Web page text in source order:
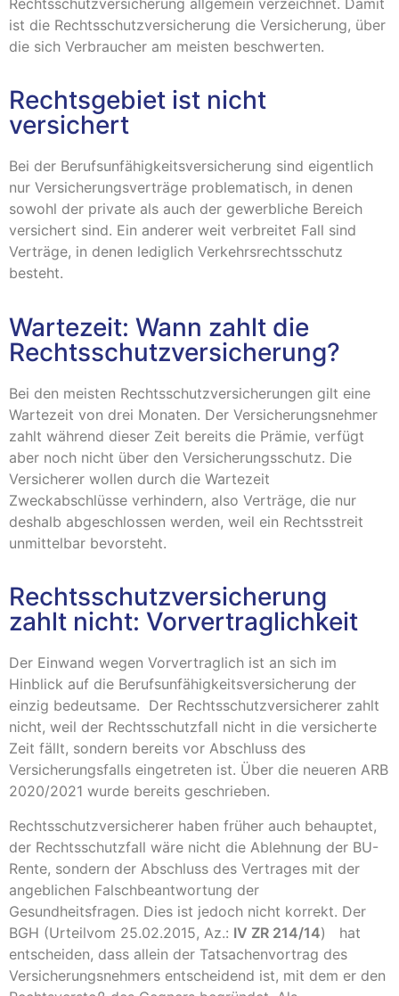
ist die Rechtsschutzversicherung die Versicherung, über
die sich Verbraucher am meisten beschwerten.
Rechtsgebiet ist nicht
versichert
Bei der Berufsunfähigkeitsversicherung sind eigentlich
nur Versicherungsverträge problematisch, in denen
sowohl der private als auch der gewerbliche Bereich
versichert sind. Ein anderer weit verbreitet Fall sind
Verträge, in denen lediglich Verkehrsrechtsschutz
besteht.
Wartezeit: Wann zahlt die
Rechtsschutzversicherung?
Bei den meisten Rechtsschutzversicherungen gilt eine
Wartezeit von drei Monaten. Der Versicherungsnehmer
zahlt während dieser Zeit bereits die Prämie, verfügt
aber noch nicht über den Versicherungsschutz. Die
Versicherer wollen durch die Wartezeit
Zweckabschlüsse verhindern, also Verträge, die nur
deshalb abgeschlossen werden, weil ein Rechtsstreit
unmittelbar bevorsteht.
Rechtsschutzversicherung
zahlt nicht: Vorvertraglichkeit
Der Einwand wegen Vorvertraglich ist an sich im
Hinblick auf die Berufsunfähigkeitsversicherung der
einzig bedeutsame. Der Rechtsschutzversicherer zahlt
nicht, weil der Rechtsschutzfall nicht in die versicherte
Zeit fällt, sondern bereits vor Abschluss des
Versicherungsfalls eingetreten ist. Über die neueren ARB
2020/2021 wurde bereits geschrieben.
Rechtsschutzversicherer haben früher auch behauptet,
der Rechtsschutzfall wäre nicht die Ablehnung der BU-
Rente, sondern der Abschluss des Vertrages mit der
angeblichen Falschbeantwortung der
Gesundheitsfragen. Dies ist jedoch nicht korrekt. Der
BGH (Urteilvom 25.02.2015, Az.: IV ZR 214/14) hat
entscheiden, dass allein der Tatsachenvortrag des
Versicherungsnehmers entscheidend ist, mit dem er den